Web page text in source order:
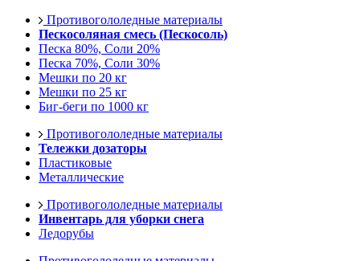
Противогололедные материалы
Пескосоляная смесь (Пескосоль)
Песка 80%, Соли 20%
Песка 70%, Соли 30%
Мешки по 20 кг
Мешки по 25 кг
Биг-беги по 1000 кг
Противогололедные материалы
Тележки дозаторы
Пластиковые
Металлические
Противогололедные материалы
Инвентарь для уборки снега
Ледорубы